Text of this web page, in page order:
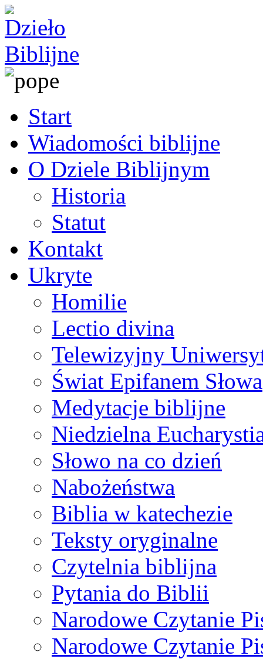
Start
Wiadomości biblijne
O Dziele Biblijnym
Historia
Statut
Kontakt
Ukryte
Homilie
Lectio divina
Telewizyjny
Świat Epifanem Słowa
Medytacje biblijne
Niedzielna
Słowo na co dzień
Nabożeństwa
Biblia w katechezie
Teksty oryginalne
Czytelnia biblijna
Pytania do Biblii
Narodowe Czytanie
Narodowe Czytanie